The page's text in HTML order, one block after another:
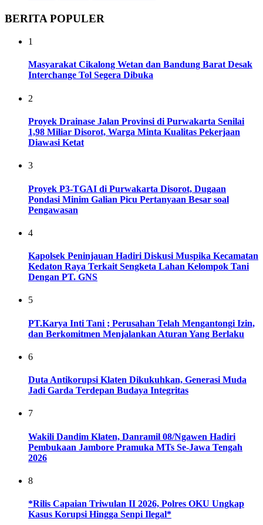
BERITA POPULER
1
Masyarakat Cikalong Wetan dan Bandung Barat Desak
Interchange Tol Segera Dibuka
2
Proyek Drainase Jalan Provinsi di Purwakarta Senilai
1,98 Miliar Disorot, Warga Minta Kualitas Pekerjaan
Diawasi Ketat
3
Proyek P3-TGAI di Purwakarta Disorot, Dugaan
Pondasi Minim Galian Picu Pertanyaan Besar soal
Pengawasan
4
Kapolsek Peninjauan Hadiri Diskusi Muspika Kecamatan
Kedaton Raya Terkait Sengketa Lahan Kelompok Tani
Dengan PT. GNS
5
PT.Karya Inti Tani ; Perusahan Telah Mengantongi Izin,
dan Berkomitmen Menjalankan Aturan Yang Berlaku
6
Duta Antikorupsi Klaten Dikukuhkan, Generasi Muda
Jadi Garda Terdepan Budaya Integritas
7
Wakili Dandim Klaten, Danramil 08/Ngawen Hadiri
Pembukaan Jambore Pramuka MTs Se-Jawa Tengah
2026
8
*Rilis Capaian Triwulan II 2026, Polres OKU Ungkap
Kasus Korupsi Hingga Senpi Ilegal*